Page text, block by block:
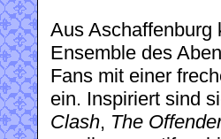
Aus
Ensemble des
Fans mit einer
ein. Inspiriert sind
Clash, The